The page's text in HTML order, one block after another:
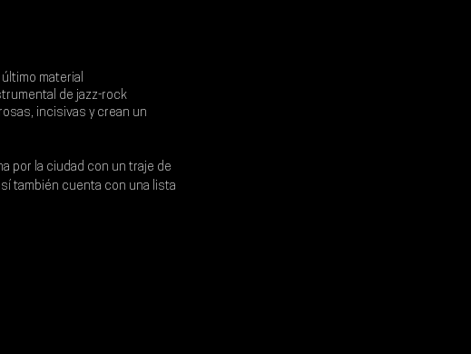
material
de jazz-rock
incisivas y crean un
por la ciudad con un traje de
también cuenta con una lista